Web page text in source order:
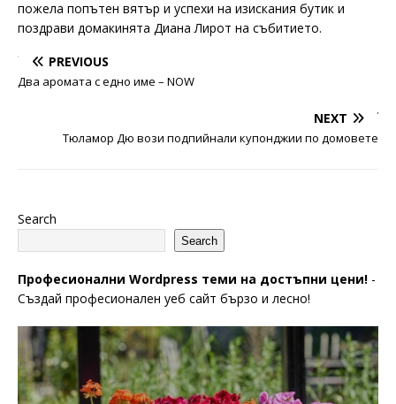
пожела попътен вятър и успехи на изискания бутик и
поздрави домакинята Диана Лирот на събитието.
PREVIOUS
Два аромата с едно име – NOW
NEXT
Тюламор Дю вози подпийнали купонджии по домовете
Search
Search
Професионални Wordpress теми на достъпни цени! -
Създай професионален уеб сайт бързо и лесно!